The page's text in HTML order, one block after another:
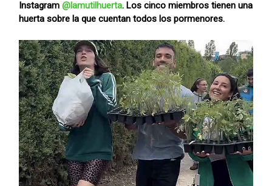
Instagram @lamutilhuerta. Los cinco miembros tienen una
huerta sobre la que cuentan todos los pormenores.